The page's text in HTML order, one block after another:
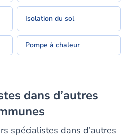
Isolation du sol
Pompe à chaleur
spécialistes dans d’autres